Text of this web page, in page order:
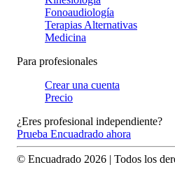
Fonoaudiología
Terapias Alternativas
Medicina
Para profesionales
Crear una cuenta
Precio
¿Eres profesional independiente?
Prueba Encuadrado ahora
© Encuadrado 2026 | Todos los